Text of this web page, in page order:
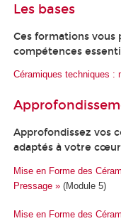
Les bases
Ces formations
compétences
Céramiques techniques :
Approfondissez vos
adaptés à votre
Mise en Forme des
Pressage » (Module 5)
Mise en Forme des